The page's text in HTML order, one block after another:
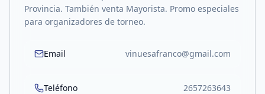
Provincia. También venta Mayorista. Promo especiales
para organizadores de torneo.
Email vinuesafranco@gmail.com
Teléfono 2657263643